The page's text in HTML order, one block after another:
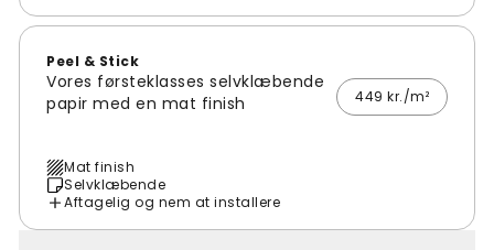
Peel & Stick
Vores førsteklasses selvklæbende
papir med en mat finish
449 kr./m²
Mat finish
Selvklæbende
Aftagelig og nem at installere